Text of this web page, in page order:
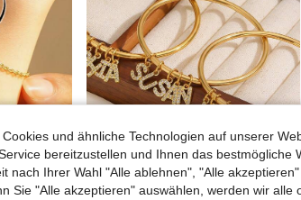
und ähnliche Technologien auf unserer
bereitzustellen und Ihnen das bestmögliche
nach Ihrer Wahl "Alle ablehnen", "Alle
Sie "Alle akzeptieren" auswählen, werden wir alle